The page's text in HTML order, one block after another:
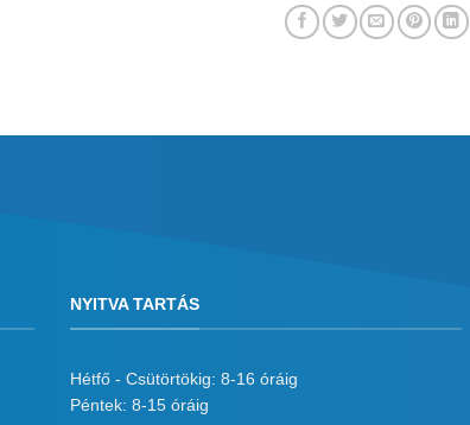
NYITVA TARTÁS
Hétfő - Csütörtökig: 8-16 óráig
Péntek: 8-15 óráig